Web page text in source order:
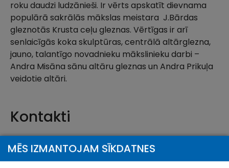
roku daudzi ludzānieši. Ir vērts apskatīt dievnama
populārā sakrālās mākslas meistara J.Bārdas
gleznotās Krusta ceļu gleznas. Vērtīgas ir arī
senlaicīgās koka skulptūras, centrālā altārglezna,
jauno, talantīgo novadnieku mākslinieku darbi –
Andra Misāna sānu altāru gleznas un Andra Prikuļa
veidotie altāri.
Kontakti
Baznīcas iela 52, Ludza
20240098
MĒS IZMANTOJAM SĪKDATNES